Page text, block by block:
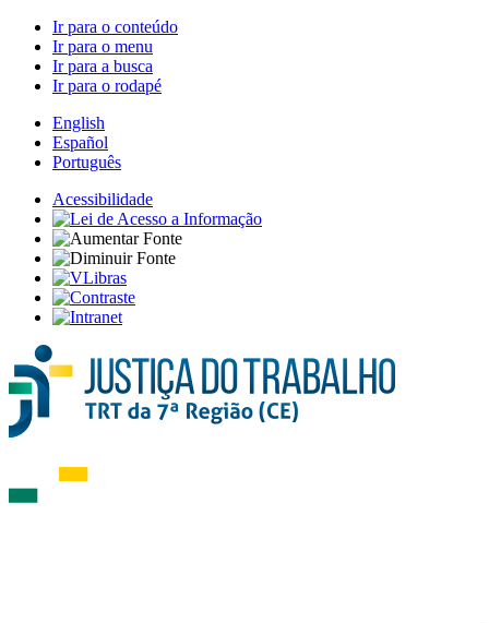
Ir para o conteúdo
Ir para o menu
Ir para a busca
Ir para o rodapé
English
Español
Português
Acessibilidade